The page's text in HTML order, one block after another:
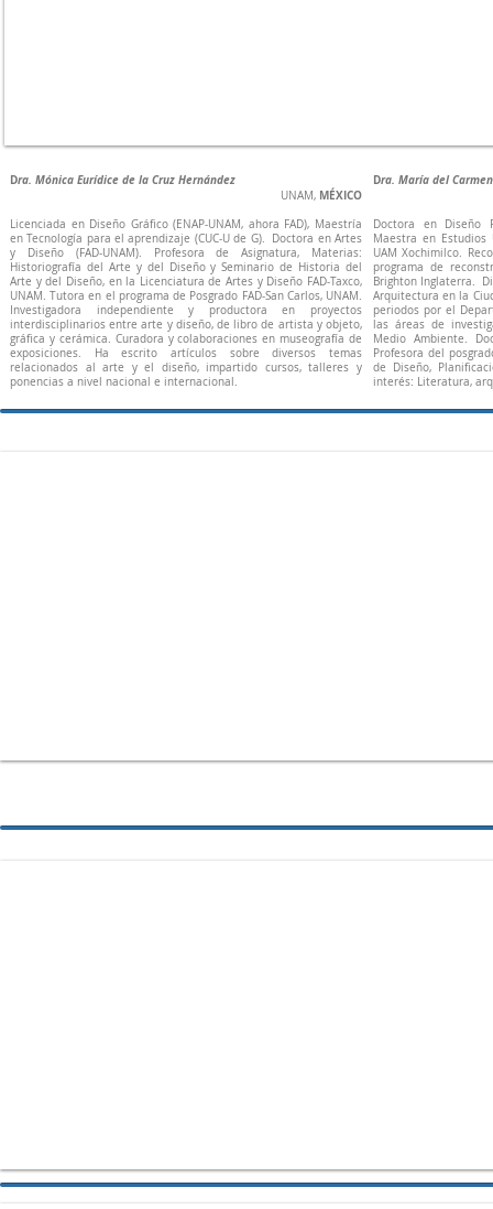
Dra. Mónica Eurídice de la Cruz Hernández
UNAM, MÉXICO
Licenciada en Diseño Gráfico (ENAP-UNAM, ahora FAD), Maestría
en Tecnología para el aprendizaje (CUC-U de G). Doctora en Artes
y Diseño (FAD-UNAM). Profesora de Asignatura, Materias:
Historiografía del Arte y del Diseño y Seminario de Historia del
Arte y del Diseño, en la Licenciatura de Artes y Diseño FAD-Taxco,
UNAM. Tutora en el programa de Posgrado FAD-San Carlos, UNAM.
Investigadora independiente y productora en proyectos
interdisciplinarios entre arte y diseño, de libro de artista y objeto,
gráfica y cerámica. Curadora y colaboraciones en museografía de
exposiciones. Ha escrito artículos sobre diversos temas
relacionados al arte y el diseño, impartido cursos, talleres y
ponencias a nivel nacional e internacional.
Dra. María del
Doctora en Diseño
Maestra en
UAM Xochimilco.
programa de
Brighton Inglaterra.
Arquitectura en la
periodos por el
las áreas de
Medio Ambiente.
Profesora del
de Diseño,
interés: Literatura,